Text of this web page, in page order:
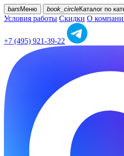
bars Меню book_circleКаталог по
Условия работы Скидки О
+7 (495) 921-39-22